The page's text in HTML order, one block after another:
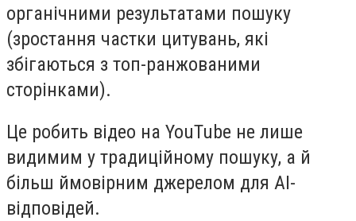
органічними результатами пошуку
(зростання частки цитувань, які
збігаються з топ-ранжованими
сторінками).
Це робить відео на YouTube не лише
видимим у традиційному пошуку, а й
більш ймовірним джерелом для AI-
відповідей.